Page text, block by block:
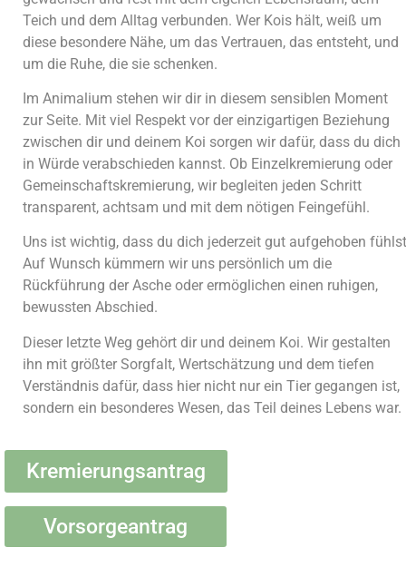
Teich und dem Alltag verbunden. Wer Kois hält, weiß um
diese besondere Nähe, um das Vertrauen, das entsteht, und
um die Ruhe, die sie schenken.
Im Animalium stehen wir dir in diesem sensiblen Moment
zur Seite. Mit viel Respekt vor der einzigartigen Beziehung
zwischen dir und deinem Koi sorgen wir dafür, dass du dich
in Würde verabschieden kannst. Ob Einzelkremierung oder
Gemeinschaftskremierung, wir begleiten jeden Schritt
transparent, achtsam und mit dem nötigen Feingefühl.
Uns ist wichtig, dass du dich jederzeit gut aufgehoben
Auf Wunsch kümmern wir uns persönlich um die
Rückführung der Asche oder ermöglichen einen ruhigen,
bewussten Abschied.
Dieser letzte Weg gehört dir und deinem Koi. Wir gestalten
ihn mit größter Sorgfalt, Wertschätzung und dem tiefen
Verständnis dafür, dass hier nicht nur ein Tier gegangen ist,
sondern ein besonderes Wesen, das Teil deines Lebens war.
Kremierungsantrag
Vorsorgeantrag